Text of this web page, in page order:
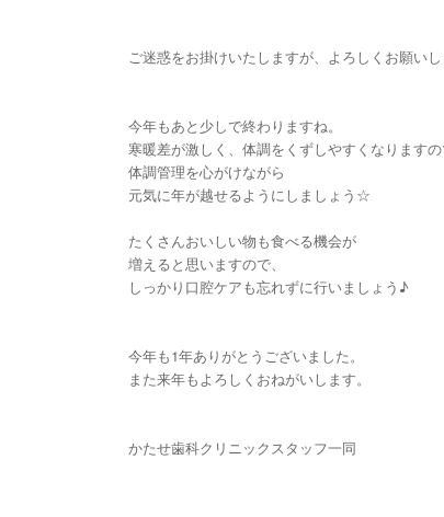
ご迷惑をお掛けいたしますが、よろしくお願いし
今年もあと少しで終わりますね。
寒暖差が激しく、体調をくずしやすくなります
体調管理を心がけながら
元気に年が越せるようにしましょう☆
たくさんおいしい物も食べる機会が
増えると思いますので、
しっかり口腔ケアも忘れずに行いましょう♪
今年も1年ありがとうございました。
また来年もよろしくおねがいします。
かたせ歯科クリニックスタッフ一同